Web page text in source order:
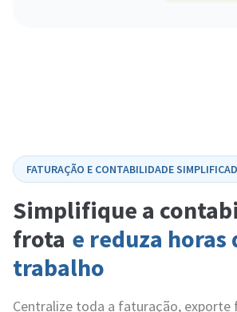
FATURAÇÃO E CONTABILIDADE
Simplifique a
frota e reduza horas
trabalho
Centralize toda a faturação, exporte